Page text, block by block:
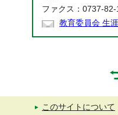
ファクス：0737-
教育委員会 生
このサイトについて